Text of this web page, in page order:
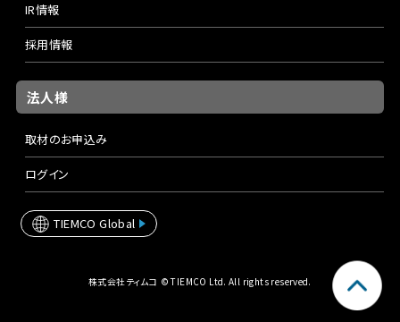
IR情報
採用情報
法人様
取材のお申込み
ログイン
TIEMCO Global
株式会社ティムコ © TIEMCO Ltd. All rights reserved.